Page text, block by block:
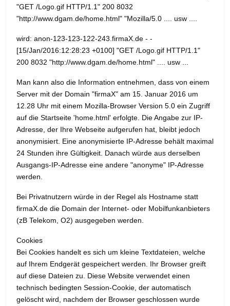
"GET /Logo.gif HTTP/1.1" 200 8032
"http://www.dgam.de/home.html" "Mozilla/5.0 .... usw ....
wird: anon-123-123-122-243.firmaX.de - -
[15/Jan/2016:12:28:23 +0100] "GET /Logo.gif HTTP/1.1"
200 8032 "http://www.dgam.de/home.html" .... usw ...
Man kann also die Information entnehmen, dass von einem
Server mit der Domain "firmaX" am 15. Januar 2016 um
12.28 Uhr mit einem Mozilla-Browser Version 5.0 ein Zugriff
auf die Startseite 'home.html' erfolgte. Die Angabe zur IP-
Adresse, der Ihre Webseite aufgerufen hat, bleibt jedoch
anonymisiert. Eine anonymisierte IP-Adresse behält maximal
24 Stunden ihre Gültigkeit. Danach würde aus derselben
Ausgangs-IP-Adresse eine andere "anonyme" IP-Adresse
werden.
Bei Privatnutzern würde in der Regel als Hostname statt
firmaX.de die Domain der Internet- oder Mobilfunkanbieters
(zB Telekom, O2) ausgegeben werden.
Cookies
Bei Cookies handelt es sich um kleine Textdateien, welche
auf Ihrem Endgerät gespeichert werden. Ihr Browser greift
auf diese Dateien zu. Diese Website verwendet einen
technisch bedingten Session-Cookie, der automatisch
gelöscht wird, nachdem der Browser geschlossen wurde